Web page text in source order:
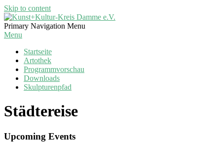
Skip to content
Kunst+Kultur-
Kreis
Primary Navigation Menu
Menu
Startseite
Artothek
Programmvorschau
Downloads
Skulpturenpfad
Städtereise
Upcoming Events